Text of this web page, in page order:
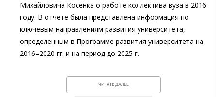
Михайловича Косенка о работе коллектива вуза в 2016
году. В отчете была представлена информация по
ключевым направлениям развития университета,
определенным в Программе развития университета на
2016–2020 гг. и на период до 2025 г.
ЧИТАТЬ ДАЛЕЕ